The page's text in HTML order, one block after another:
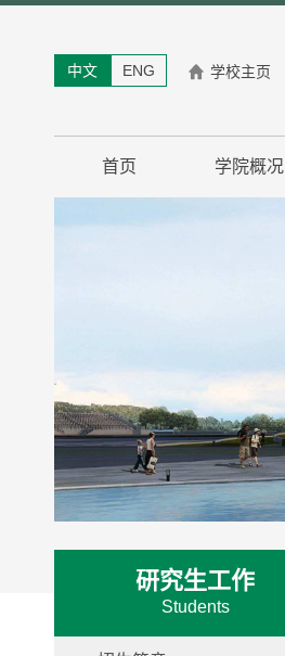
中文 ENG 学校主页
首页 学院概况
研究生工作
Students